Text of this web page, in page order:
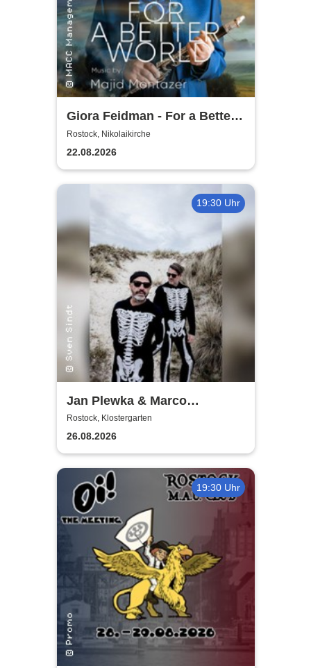
Giora Feidman - For a Better
World
Rostock, Nikolaikirche
22.08.2026
19:30 Uhr
Jan Plewka & Marco
Schmedtje - Between the
Lights
Rostock, Klostergarten
26.08.2026
19:30 Uhr